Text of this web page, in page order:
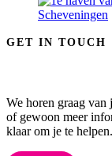
GET IN TOUCH
We horen graag van
of gewoon meer
klaar om je te helpen.